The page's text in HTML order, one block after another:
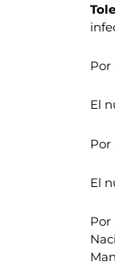
Por
El
Por
El
Por